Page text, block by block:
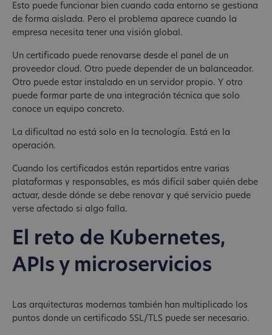
Esto puede funcionar bien cuando cada entorno se gestiona
de forma aislada. Pero el problema aparece cuando la
empresa necesita tener una visión global.
Un certificado puede renovarse desde el panel de un
proveedor cloud. Otro puede depender de un balanceador.
Otro puede estar instalado en un servidor propio. Y otro
puede formar parte de una integración técnica que solo
conoce un equipo concreto.
La dificultad no está solo en la tecnología. Está en la
operación.
Cuando los certificados están repartidos entre varias
plataformas y responsables, es más difícil saber quién debe
actuar, desde dónde se debe renovar y qué servicio puede
verse afectado si algo falla.
El reto de Kubernetes,
APIs y microservicios
Las arquitecturas modernas también han multiplicado los
puntos donde un certificado SSL/TLS puede ser necesario.